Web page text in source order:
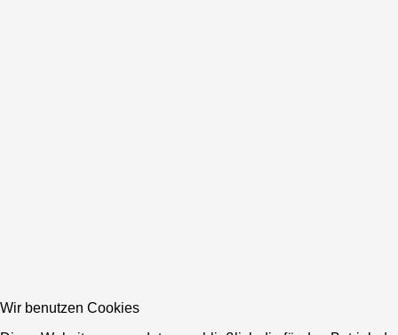
Wir benutzen Cookies